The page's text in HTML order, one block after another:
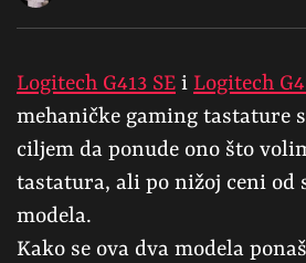
Logitech G413 SE i Logitech
mehaničke gaming tastature
ciljem da ponude ono što
tastatura, ali po nižoj ceni od
modela.
Kako se ova dva modela